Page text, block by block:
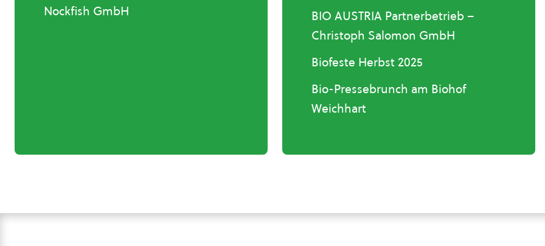
Nockfish GmbH
BIO AUSTRIA Partnerbetrieb –
Christoph Salomon GmbH
Biofeste Herbst 2025
Bio-Pressebrunch am Biohof
Weichhart